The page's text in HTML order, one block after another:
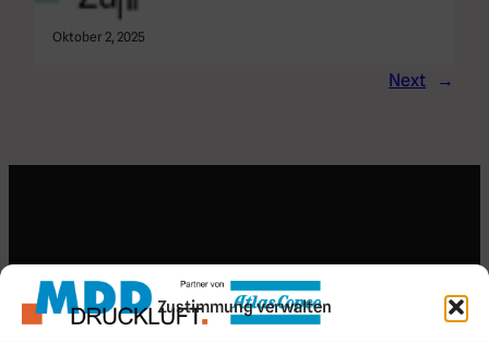
Zustimmung verwalten
Oktober 2, 2025
Next →
Search for an article